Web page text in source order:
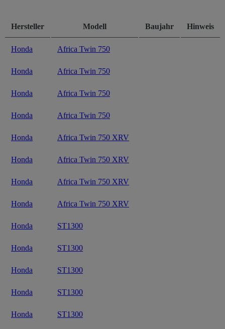
Hersteller Modell Baujahr Hinweis
Honda Africa Twin 750
Honda Africa Twin 750
Honda Africa Twin 750
Honda Africa Twin 750
Honda Africa Twin 750 XRV
Honda Africa Twin 750 XRV
Honda Africa Twin 750 XRV
Honda Africa Twin 750 XRV
Honda ST1300
Honda ST1300
Honda ST1300
Honda ST1300
Honda ST1300